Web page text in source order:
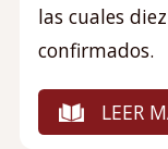
las cuales
confirmados.
LEER